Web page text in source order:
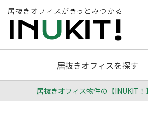
居抜きオフィスがきっとみつかる
居抜きオフィスを探す
居抜きオフィス物件の【INUKIT！】